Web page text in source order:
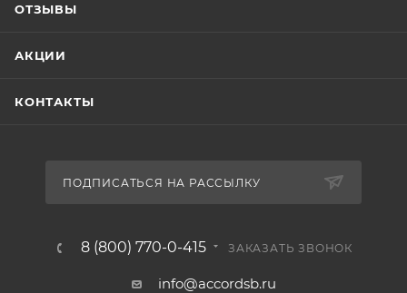
ОТЗЫВЫ
АКЦИИ
КОНТАКТЫ
ПОДПИСАТЬСЯ НА РАССЫЛКУ
8 (800) 770-0-415 ЗАКАЗАТЬ ЗВОНОК
info@accordsb.ru